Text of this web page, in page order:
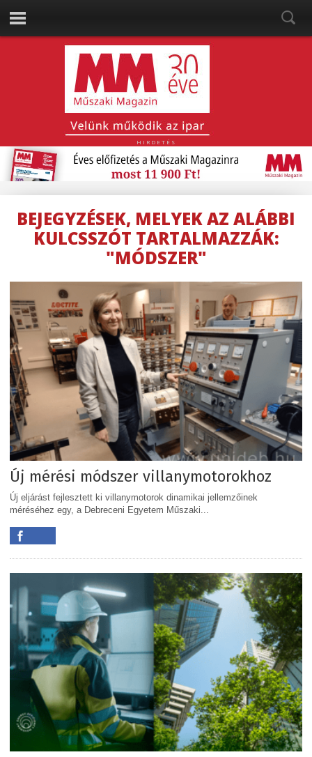
HIRDETÉS
BEJEGYZÉSEK, MELYEK AZ ALÁBBI
KULCSSZÓT TARTALMAZZÁK:
"MÓDSZER"
Új mérési módszer villanymotorokhoz
Új eljárást fejlesztett ki villanymotorok dinamikai jellemzőinek
méréséhez egy, a Debreceni Egyetem Műszaki...